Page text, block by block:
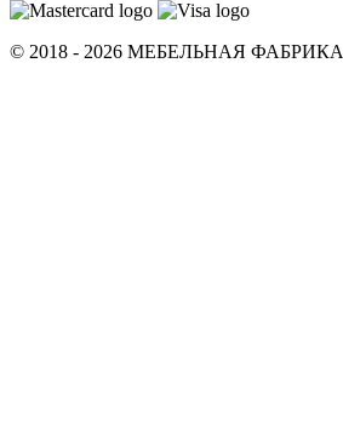
© 2018 - 2026 МЕБЕЛЬНАЯ ФАБРИКА